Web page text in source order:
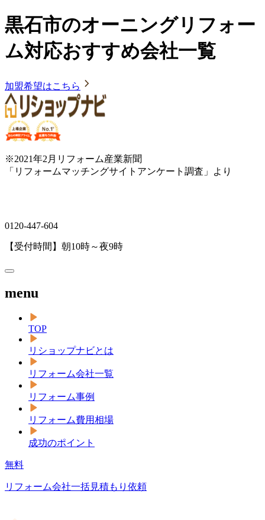
黒石市のオーニングリフォー
ム対応おすすめ会社一覧
加盟希望はこちら
※2021年2月リフォーム産業新聞
「リフォームマッチングサイトアンケート調査」より
0120-447-604
【受付時間】朝10時～夜9時
menu
TOP
リショップナビとは
リフォーム会社一覧
リフォーム事例
リフォーム費用相場
成功のポイント
無料
リフォーム会社一括見積もり依頼